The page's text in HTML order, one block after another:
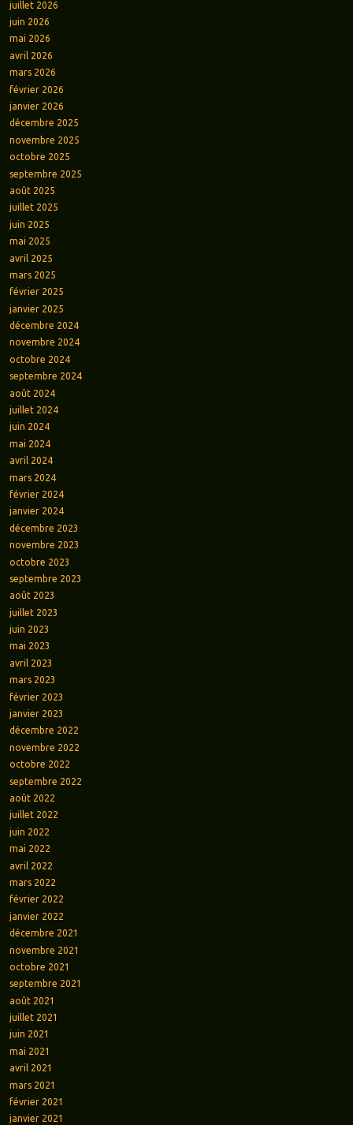
juillet 2026
juin 2026
mai 2026
avril 2026
mars 2026
février 2026
janvier 2026
décembre 2025
novembre 2025
octobre 2025
septembre 2025
août 2025
juillet 2025
juin 2025
mai 2025
avril 2025
mars 2025
février 2025
janvier 2025
décembre 2024
novembre 2024
octobre 2024
septembre 2024
août 2024
juillet 2024
juin 2024
mai 2024
avril 2024
mars 2024
février 2024
janvier 2024
décembre 2023
novembre 2023
octobre 2023
septembre 2023
août 2023
juillet 2023
juin 2023
mai 2023
avril 2023
mars 2023
février 2023
janvier 2023
décembre 2022
novembre 2022
octobre 2022
septembre 2022
août 2022
juillet 2022
juin 2022
mai 2022
avril 2022
mars 2022
février 2022
janvier 2022
décembre 2021
novembre 2021
octobre 2021
septembre 2021
août 2021
juillet 2021
juin 2021
mai 2021
avril 2021
mars 2021
février 2021
janvier 2021